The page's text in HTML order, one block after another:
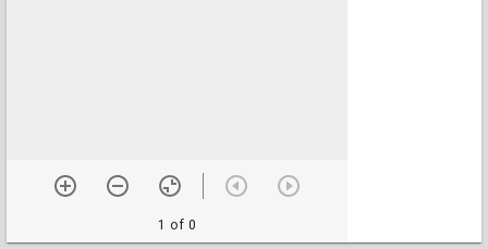
1 of 0